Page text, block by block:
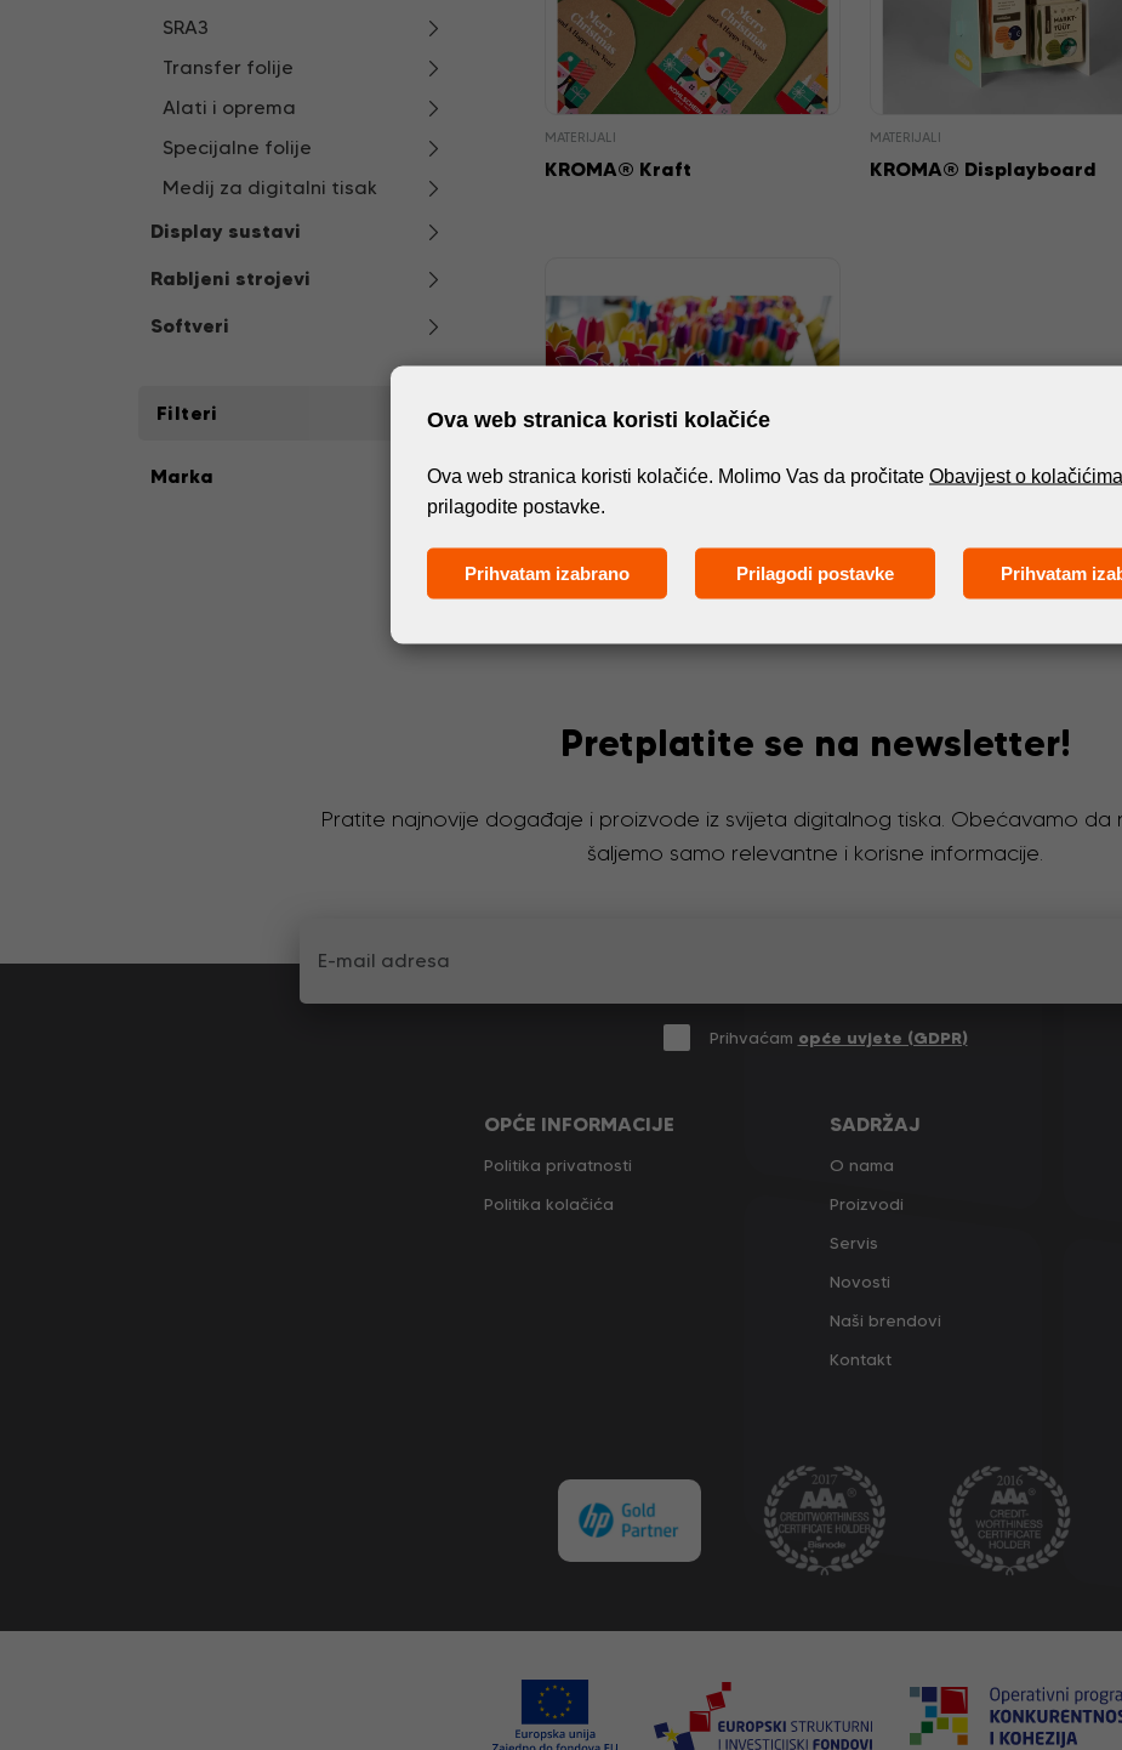
SRA3
Transfer folije
Alati i oprema
Specijalne folije
Medij za digitalni tisak
Display sustavi
Rabljeni strojevi
Softveri
Filteri
Marka
MATERIJALI
KROMA® Kraft
MATERIJALI
KROMA® Displayboard
MATERIJALI
DISPA®
Pretplatite se na newsletter!
Pratite najnovije događaje i proizvode iz svijeta digitalnog tiska. Obećavamo da
šaljemo samo relevantne i korisne informacije.
Prihvaćam opće uvjete (GDPR)
OPĆE INFORMACIJE
Politika privatnosti
Politika kolačića
SADRŽAJ
O nama
Proizvodi
Servis
Novosti
Naši brendovi
Kontakt
Ova web stranica koristi kolačiće
Ova web stranica koristi kolačiće. Molimo Vas da pročitate Obavijest o kolačićima
prilagodite postavke.
Prihvatam izabrano Prilagodi postavke Prihvatam